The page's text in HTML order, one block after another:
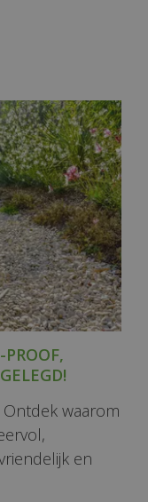
Ontdek waarom
en